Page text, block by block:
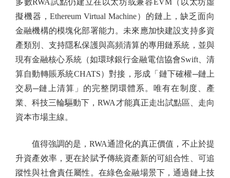
多數RWA試點仍建立在以太坊或兼容EVM（以太坊虛
擬機器，Ethereum Virtual Machine）的鏈上，缺乏面向
金融機構的模塊化部署能力。未來應加快建設支持多資
產類別、支持隱私保護與高頻清算的專用鏈系統，並與
現有金融核心系統（如環球銀行金融電信協會Swift、清
算自動轉賬系統CHATS）對接，形成「鏈下確權─鏈上
交易─鏈上清算」的完整閉環體系。唯有在制度、產
業、科技三輪驅動下，RWA才能真正走出試點區、走向
資本市場主線。
值得強調的是，RWA通證化的真正價值，不止於提
升資產效率，更在於賦予傳統資產新的可組合性、可追
蹤性與社會責任屬性。在綠色金融場景下，通過鏈上技